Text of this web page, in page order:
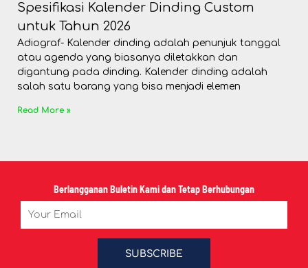
Spesifikasi Kalender Dinding Custom
untuk Tahun 2026
Adiograf- Kalender dinding adalah penunjuk tanggal
atau agenda yang biasanya diletakkan dan
digantung pada dinding. Kalender dinding adalah
salah satu barang yang bisa menjadi elemen
Read More »
Berlangganan Buletin Kami dan Tetap Berhubungan
Email
SUBSCRIBE